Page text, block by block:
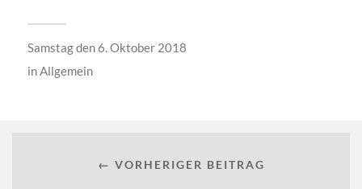
Samstag den 6. Oktober 2018
inAllgemein
← VORHERIGER BEITRAG